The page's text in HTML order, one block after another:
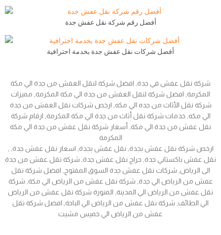
أفضل رقم شركة نقل عفش جدة
أفضل شركات نقل عفش جدة بخدمة احترافية
شركة نقل عفش في جدة, افضل شركة لنقل العفش من جدة الي مكة
المكرمة, افضل شركة لنقل العفش من جدة الي مكة المكرمة, مميزات
شركة نقل الأثاث من جده الي مكه, ارخص شركات نقل العفش من جدة
الي مكه, خدمات شركة نقل أثاث من جدة الي مكة المكرمة, ارقام شركة
نقل عفش من جدة الي مكة, أسعار شركة نقل عفش من جدة الي مكة
المكرمة
نقل عفش باكستاني جدة, حراج نقل عفش جدة, شركة نقل عفش من جدة
الى الرياض, شركات نقل عفش جدة السوق المفتوح, افضل شركة نقل
عفش من الرياض الي جدة, شركة نقل عفش من الرياض الي مكة, شركة
نقل عفش من الرياض الي المدينة, المنورة شركة نقل عفش من الرياض
الي الطائف, شركة نقل عفش من الرياض الي الباحة, افضل شركة نقل
عفش من الرياض الي خميس مشيت